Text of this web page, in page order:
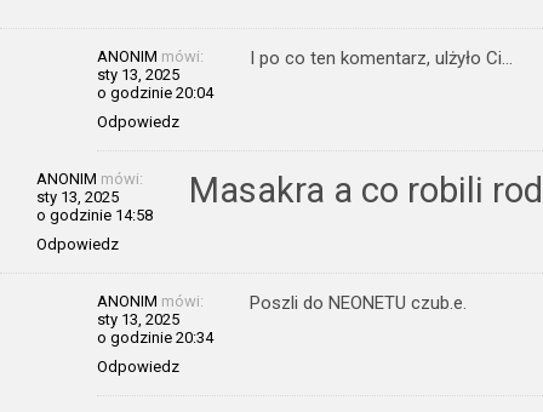
ANONIM mówi:
sty 13, 2025
o godzinie 20:04
Odpowiedz
I po co ten komentarz, ulżyło Ci…
ANONIM mówi:
sty 13, 2025
o godzinie 14:58
Odpowiedz
Masakra a co robili
ANONIM mówi:
sty 13, 2025
o godzinie 20:34
Odpowiedz
Poszli do NEONETU czub.e.